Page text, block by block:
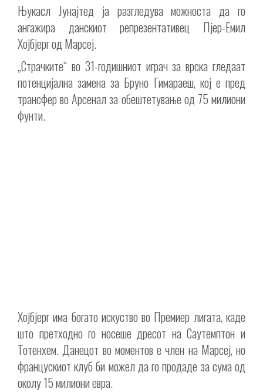
Њукасл Јунајтед ја разгледува можноста да го
ангажира данскиот репрезентативец Пјер-Емил
Хојбјерг од Марсеј.
„Страчките“ во 31-годишниот играч за врска гледаат
потенцијална замена за Бруно Гимараеш, кој е пред
трансфер во Арсенал за обештетување од 75 милиони
фунти.
Хојбјерг има богато искуство во Премиер лигата, каде
што претходно го носеше дресот на Саутемптон и
Тотенхем. Данецот во моментов е член на Марсеј, но
францускиот клуб би можел да го продаде за сума од
околу 15 милиони евра.